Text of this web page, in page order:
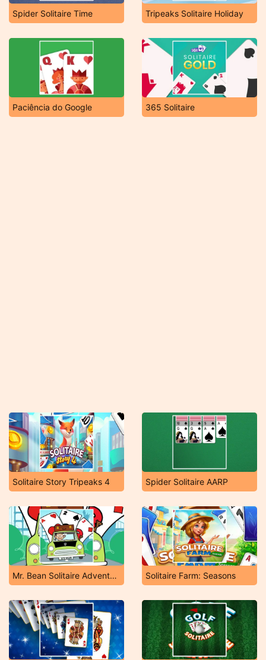
Spider Solitaire Time Tripeaks Solitaire Holiday
Paciência do Google 365 Solitaire
Solitaire Story Tripeaks 4 Spider Solitaire AARP
Mr. Bean Solitaire Adventures Solitaire Farm: Seasons